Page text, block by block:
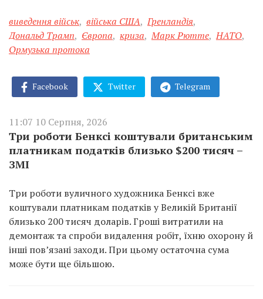
виведення військ, війська США, Гренландія,
Дональд Трамп, Європа, криза, Марк Рютте, НАТО,
Ормузька протока
Facebook Twitter Telegram
11:07 10 Серпня, 2026
Три роботи Бенксі коштували британським
платникам податків близько $200 тисяч –
ЗМІ
Три роботи вуличного художника Бенксі вже
коштували платникам податків у Великій Британії
близько 200 тисяч доларів. Гроші витратили на
демонтаж та спроби видалення робіт, їхню охорону й
інші пов’язані заходи. При цьому остаточна сума
може бути ще більшою.